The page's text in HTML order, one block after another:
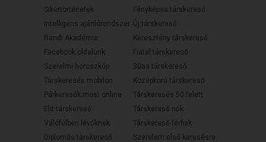
Sikertörténetek
Intelligens ajánlórendszer
Randi Akadémia
Facebook oldalunk
Szerelmi horoszkóp
Társkeresés mobilon
Párkeresők most online
Elit társkereső
Válófélben lévőknek
Diplomás társkereső
Fényképes társkereső
Új társkereső
Keresztény társkereső
Fiatal társkereső
30as társkereső
Középkorú társkereső
Társkeresés 50 felett
Társkereső nők
Társkereső férfiak
Szerelem első keresésre